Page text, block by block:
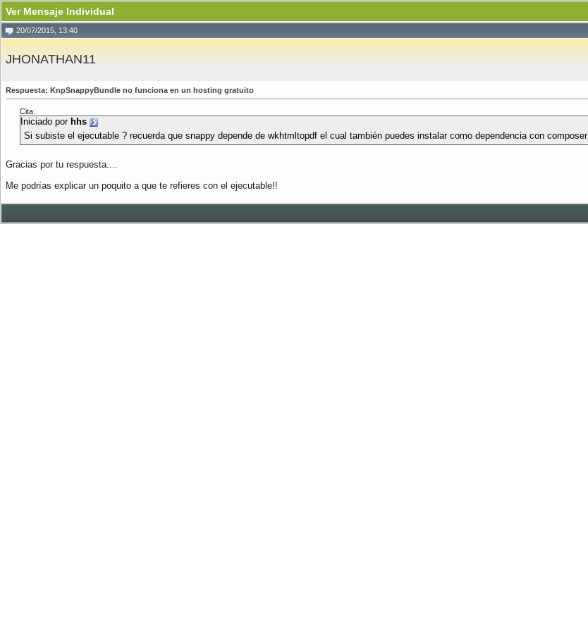
Ver Mensaje Individual
20/07/2015, 13:40
JHONATHAN11
Respuesta: KnpSnappyBundle no funciona en un hosting gratuito
Cita:
Iniciado por hhs
Si subiste el ejecutable ? recuerda que snappy depende de wkhtmltopdf el cual también puedes instalar como dependencia con composer
Gracias por tu respuesta....
Me podrías explicar un poquito a que te refieres con el ejecutable!!